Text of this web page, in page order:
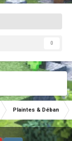
0
Plaintes & Déban